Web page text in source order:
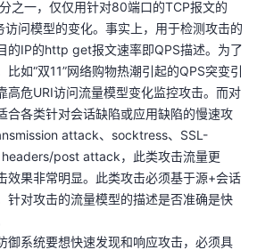
之一，仅仅用针对80端口的TCP报文的
问模型的变化。事实上，用于检测攻击的
的IP的http get报文速率即QPS描述。为了
如“双11”网络购物热潮引起的QPS突变引
高危URI访问流量模型变化监控攻击。而对
合各类针对会话缺陷或应用缺陷的慢速攻
attack、socktress、SSL-
post attack，此类攻击流量更
效果非常明显。此类攻击必须基于源+会话
针对攻击的流量模型的描述是否准确是快
御系统要想快速发现和响应攻击，必须具